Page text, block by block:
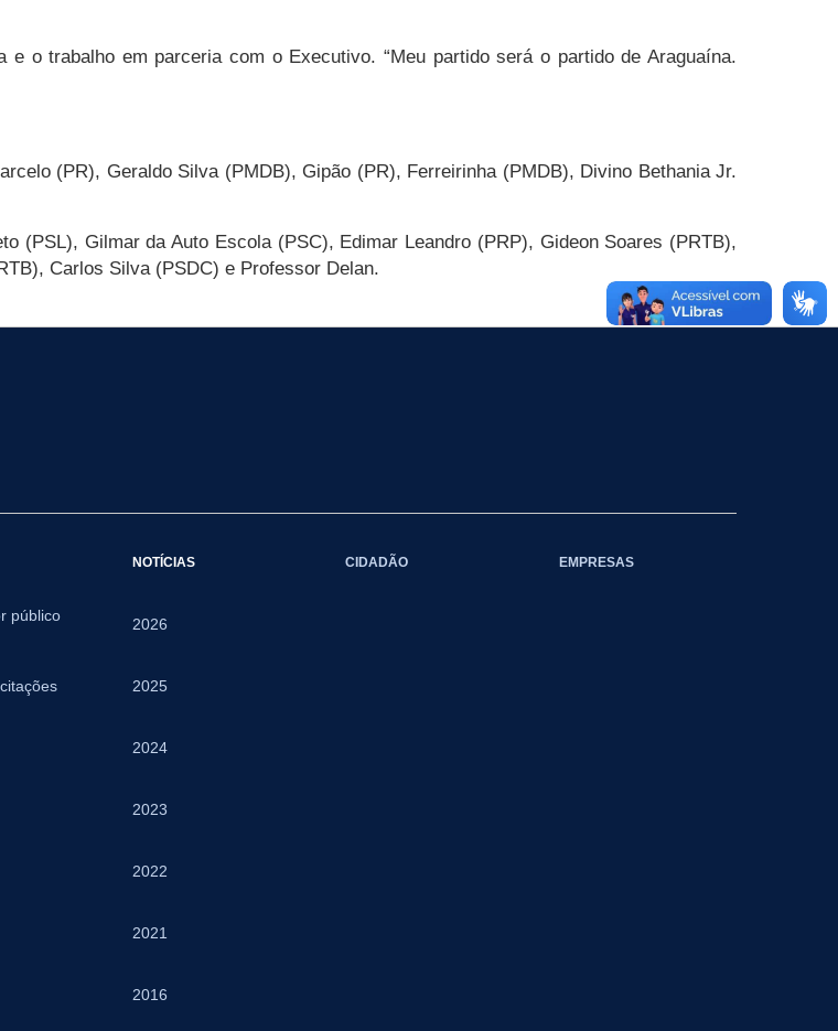
o trabalho em parceria com o Executivo. “Meu partido será o partido de Araguaína.
(PR), Geraldo Silva (PMDB), Gipão (PR), Ferreirinha (PMDB), Divino Bethania Jr.
(PSL), Gilmar da Auto Escola (PSC), Edimar Leandro (PRP), Gideon Soares (PRTB),
Carlos Silva (PSDC) e Professor Delan.
público
NOTÍCIAS
2026
2025
2024
2023
2022
2021
2016
CIDADÃO EMPRESAS